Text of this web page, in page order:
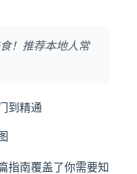
！推荐本地人常
到精通
指南覆盖了你需要知